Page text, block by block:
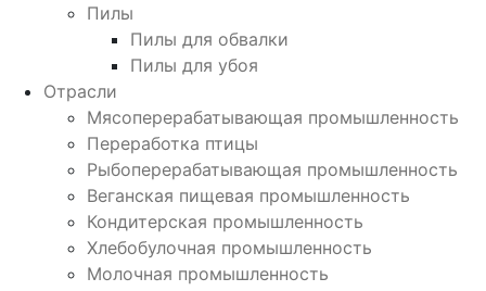
Пилы
Пилы для обвалки
Пилы для убоя
Отрасли
Мясоперерабатывающая промышленность
Переработка птицы
Рыбоперерабатывающая промышленность
Веганская пищевая промышленность
Кондитерская промышленность
Хлебобулочная промышленность
Молочная промышленность